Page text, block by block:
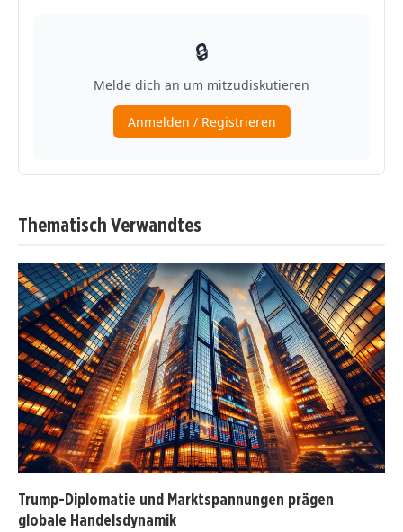
Thematisch Verwandtes
Trump-Diplomatie und Marktspannungen prägen
globale Handelsdynamik